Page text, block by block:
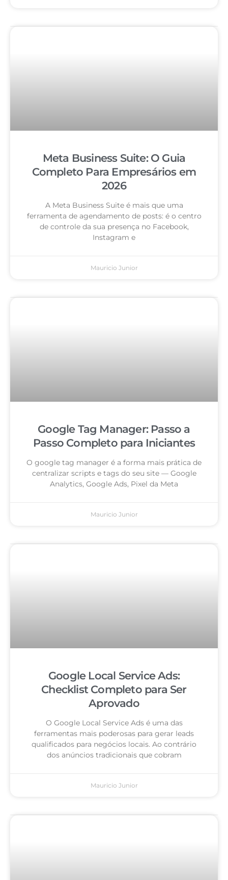
Meta Business Suite: O Guia
Completo Para Empresários em
2026
A Meta Business Suite é mais que uma
ferramenta de agendamento de posts: é o centro
de controle da sua presença no Facebook,
Instagram e
Mauricio Junior
Google Tag Manager: Passo a
Passo Completo para Iniciantes
O google tag manager é a forma mais prática de
centralizar scripts e tags do seu site — Google
Analytics, Google Ads, Pixel da Meta
Mauricio Junior
Google Local Service Ads:
Checklist Completo para Ser
Aprovado
O Google Local Service Ads é uma das
ferramentas mais poderosas para gerar leads
qualificados para negócios locais. Ao contrário
dos anúncios tradicionais que cobram
Mauricio Junior